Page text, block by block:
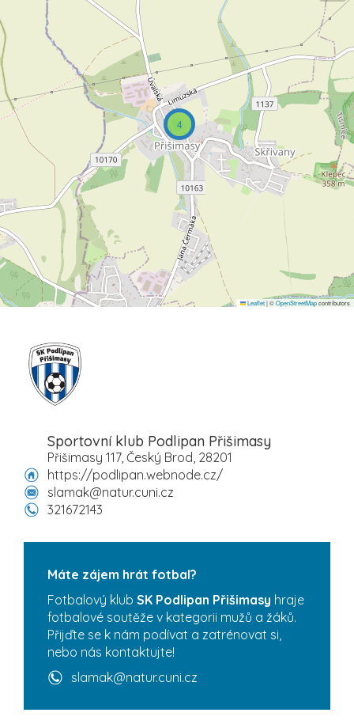
4
Leaflet|©OpenStreetMapcontributors
Sportovní klub Podlipan Přišimasy
Přišimasy 117, Český Brod, 28201
https://podlipan.webnode.cz/
slamak@natur.cuni.cz
321672143
Máte zájem hrát fotbal?
Fotbalový klub SK Podlipan Přišimasy hraje
fotbalové soutěže v kategorii mužů a žáků.
Přijďte se k nám podívat a zatrénovat si,
nebo nás kontaktujte!
slamak@natur.cuni.cz